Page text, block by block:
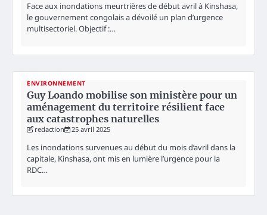
Face aux inondations meurtrières de début avril à Kinshasa,
le gouvernement congolais a dévoilé un plan d’urgence
multisectoriel. Objectif :…
ENVIRONNEMENT
Guy Loando mobilise son ministère pour un
aménagement du territoire résilient face
aux catastrophes naturelles
redaction 25 avril 2025
Les inondations survenues au début du mois d’avril dans la
capitale, Kinshasa, ont mis en lumière l’urgence pour la
RDC…